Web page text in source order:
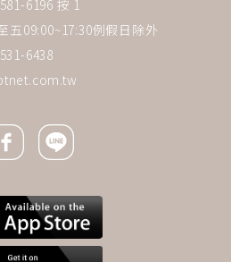
6196 按 1
五09:00~17:30例假日除外
6438
icon
Line icon